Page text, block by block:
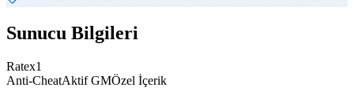
Sunucu Bilgileri
Ratex1
Anti-CheatAktif GMÖzel İçerik